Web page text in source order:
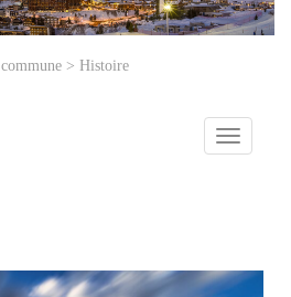
> Histoire
Toggle